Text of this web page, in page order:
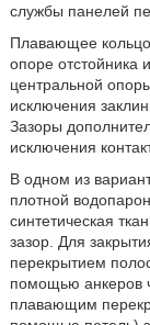
службы панелей
Плавающее
опоре отстойника
центральной
исключения
Зазоры
исключения
В одном из
плотной
синтетическая
зазор. Для
перекрытием
помощью анкеров
плавающим